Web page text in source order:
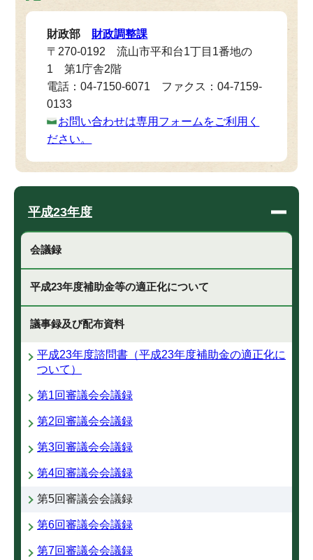
財政部 財政調整課
〒270-0192 流山市平和台1丁目1番地の
1 第1庁舎2階
電話：04-7150-6071 ファクス：04-7159-
0133
お問い合わせは専用フォームをご利用く
ださい。
平成23年度
会議録
平成23年度補助金等の適正化について
議事録及び配布資料
平成23年度諮問書（平成23年度補助金の適正化に
ついて）
第1回審議会会議録
第2回審議会会議録
第3回審議会会議録
第4回審議会会議録
第5回審議会会議録
第6回審議会会議録
第7回審議会会議録